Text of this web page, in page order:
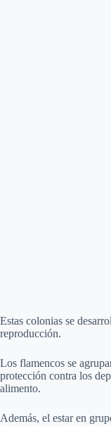
Estas colonias se
reproducción.
Los flamencos se
protección contra los
alimento.
Además, el estar en